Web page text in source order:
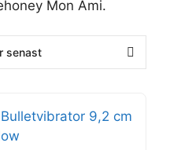
Mon Ami.